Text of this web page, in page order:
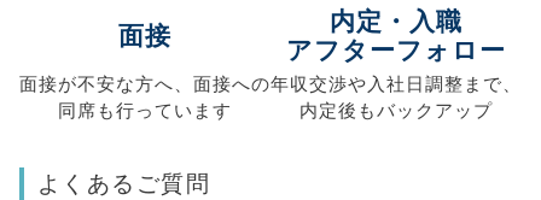
面接
面接が不安な方へ、 面接への
同席も行っています
内定・入職
アフターフォロー
年収交渉や入社日調整まで、
内定後もバックアップ
よくあるご質問